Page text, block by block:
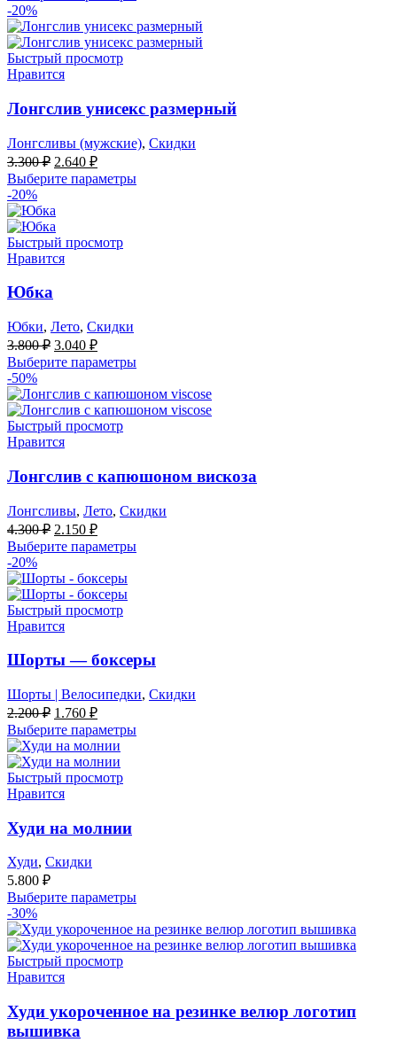
составляла
5.600 ₽.
-20%
Быстрый просмотр
Нравится
Лонгслив унисекс размерный
Лонгсливы (мужские), Скидки
3.300₽ Первоначальная
цена
составляла
3.300 ₽.
2.640 ₽Текущая
цена:
Выберите параметры
-20%
Быстрый просмотр
Нравится
Юбка
Юбки, Лето, Скидки
3.800₽ Первоначальная
цена
составляла
3.800 ₽.
3.040 ₽Текущая
цена:
Выберите параметры
-50%
Быстрый просмотр
Нравится
Лонгслив с капюшоном вискоза
Лонгсливы, Лето, Скидки
4.300₽ Первоначальная
цена
составляла
4.300 ₽.
2.150 ₽Текущая
цена:
Выберите параметры
-20%
Быстрый просмотр
Нравится
Шорты — боксеры
Шорты | Велосипедки, Скидки
2.200₽ Первоначальная
цена
составляла
2.200 ₽.
1.760 ₽Текущая
цена:
1.760 ₽.
Выберите параметры
Быстрый просмотр
Нравится
Худи на молнии
Худи, Скидки
5.800 ₽
Выберите параметры
-30%
Быстрый просмотр
Нравится
Худи укороченное на резинке велюр логотип
вышивка